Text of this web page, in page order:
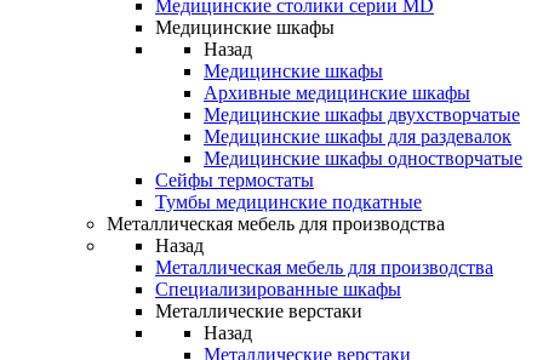
Медицинские столики серии MD
Медицинские шкафы
Назад
Медицинские шкафы
Архивные медицинские шкафы
Медицинские шкафы двухстворчатые
Медицинские шкафы для раздевалок
Медицинские шкафы одностворчатые
Сейфы термостаты
Тумбы медицинские подкатные
Металлическая мебель для производства
Назад
Металлическая мебель для производства
Cпециализированные шкафы
Металлические верстаки
Назад
Металлические верстаки